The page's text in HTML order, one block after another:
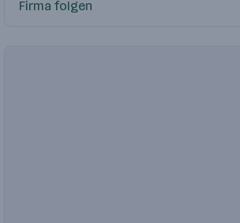
Firma folgen